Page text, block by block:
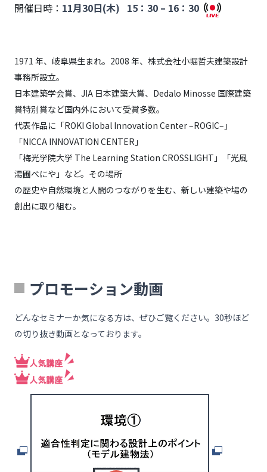
開催日時： 11月30日(木) 15：30 – 16：30
1971 年、岐阜県生まれ。2008 年、株式会社小堀哲夫建築設計
事務所設立。
日本建築学会賞、JIA 日本建築大賞、Dedalo Minosse 国際建築
賞特別賞など国内外において受賞多数。
代表作品に「ROKI Global Innovation Center –ROGIC–」
「NICCA INNOVATION CENTER」
「梅光学院大学 The Learning Station CROSSLIGHT」「光風
湯圃べにや」など。その場所
の歴史や自然環境と人間のつながりを生む、新しい建築や場の
創出に取り組む。
プロモーション動画
どんなセミナーか気になる方は、ぜひご覧ください。30秒ほど
の切り抜き動画となっております。